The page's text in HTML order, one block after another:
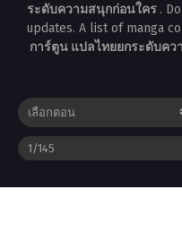
ระดับความสนุกก่อนใคร .
updates. A list of manga
การ์ตูน แปลไทยยกระดับค